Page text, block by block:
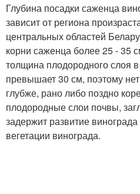
Глубина посадки саженца
зависит от региона
центральных областей
корни саженца более 25 - 35
толщина плодородного слоя
превышает 30 см, поэтому
глубже, рано либо поздно
плодородные слои почвы,
задержит развитие
вегетации винограда.